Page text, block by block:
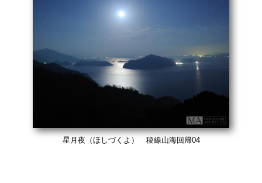
星月夜（ほしづくよ） 稜線山海回帰04